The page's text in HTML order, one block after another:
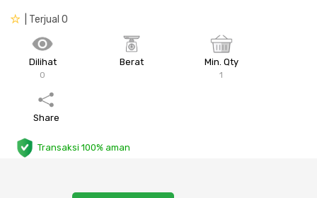
Sanitari & Aksesorisnya
Besi Profil & Plat
Pompa dan Pipa
| Terjual 0
Dilihat
0
Berat Min. Qty
1
Share
Transaksi 100% aman